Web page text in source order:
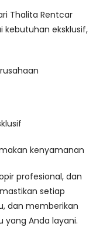
Thalita Rentcar
kebutuhan eksklusif,
kenyamanan
profesional, dan
setiap
dan memberikan
yang Anda layani.